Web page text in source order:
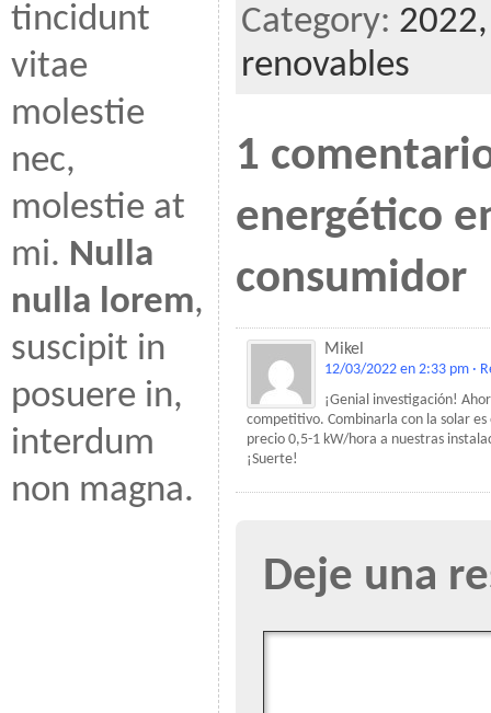
tincidunt
vitae
molestie
nec,
molestie at
mi. Nulla
nulla lorem,
suscipit in
posuere in,
interdum
non magna.
Category:
renovables
1
energético
consumidor
Mikel
12/03/2022 en 2:33 pm ·
¡Genial investigación!
competitivo. Combinarla con la solar
precio 0,5-1 kW/hora a nuestras
¡Suerte!
Deje una